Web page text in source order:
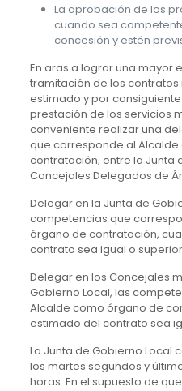
La aprobación de los
cuando sea
concesión y estén
En aras a lograr una mayor
tramitación de los
estimado y por
prestación de los servicios
conveniente realizar una
que corresponde al
contratación, entre la Junta
Concejales Delegados de
Delegar en la Junta de
competencias que
órgano de contratación,
contrato sea igual o
Delegar en los Concejales
Gobierno Local, las
Alcalde como órgano de
estimado del contrato sea
La Junta de Gobierno Local
los martes segundos y
horas. En el supuesto de